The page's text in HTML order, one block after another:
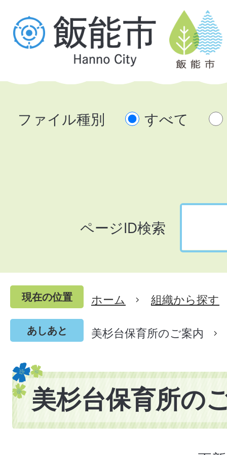
ファイル種別 すべて
ページID検索
現在の位置 ホーム 組織から探す
あしあと 美杉台保育所のご案内
美杉台保育所の